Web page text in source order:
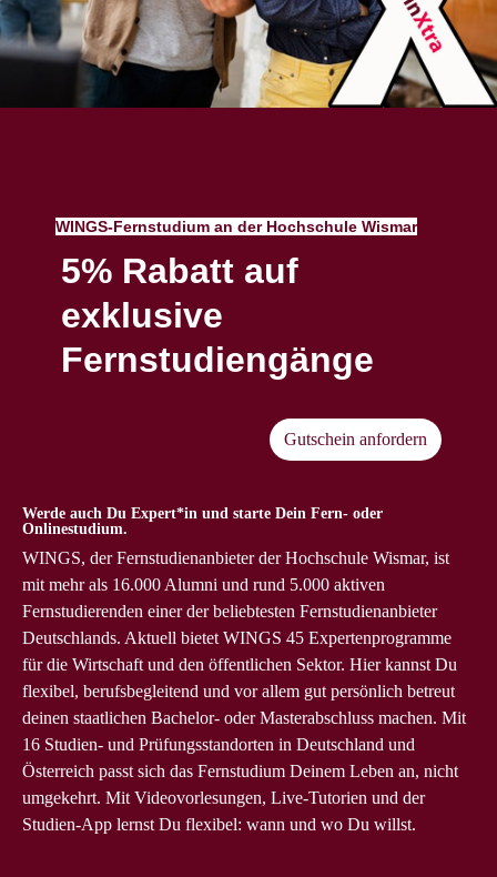
WINGS-Fernstudium an der Hochschule Wismar
5% Rabatt auf
exklusive
Fernstudiengänge
Gutschein anfordern
Werde auch Du Expert*in und starte Dein Fern- oder
Onlinestudium.
WINGS, der Fernstudienanbieter der Hochschule Wismar, ist
mit mehr als 16.000 Alumni und rund 5.000 aktiven
Fernstudierenden einer der beliebtesten Fernstudienanbieter
Deutschlands. Aktuell bietet WINGS 45 Expertenprogramme
für die Wirtschaft und den öffentlichen Sektor. Hier kannst Du
flexibel, berufsbegleitend und vor allem gut persönlich betreut
deinen staatlichen Bachelor- oder Masterabschluss machen. Mit
16 Studien‑ und Prüfungsstandorten in Deutschland und
Österreich passt sich das Fernstudium Deinem Leben an, nicht
umgekehrt. Mit Videovorlesungen, Live-Tutorien und der
Studien-App lernst Du flexibel: wann und wo Du willst.